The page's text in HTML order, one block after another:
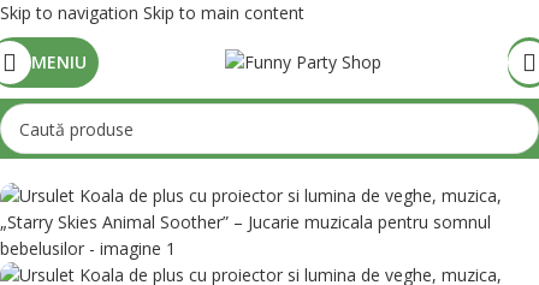
Skip to navigation Skip to main content
MENIU